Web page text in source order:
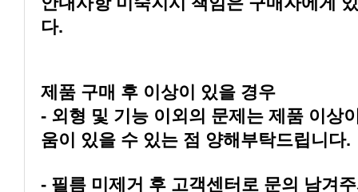
다.
제품 구매 후 이상이 있을 경우
움이 있을 수 있는 점 양해부탁드립니다.